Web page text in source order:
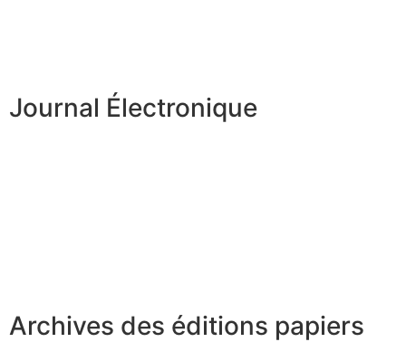
Journal Électronique
Archives des éditions papiers